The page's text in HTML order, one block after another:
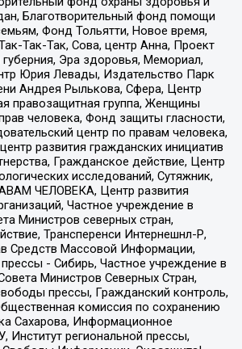
Благотворительный фонд помощи
Фонд Тольятти, Новое время,
Так-Так, Сова, центр Анна, Проект
Эра здоровья, Мемориал,
Юрия Левады, Издательство Парк
Андрея Рылькова, Сфера, Центр
правозащитная группа, Женщины
человека, Фонд защиты гласности,
центр по правам человека,
развития гражданских инициатив
Гражданское действие, Центр
исследований, Сутяжник,
ЧЕЛОВЕКА, Центр развития
Частное учреждение в
Министров северных стран,
Трансперенси Интернешнл-Р,
Средств Массовой Информации,
прессы - Сибирь, Частное учреждение в
Министров Северных Стран,
прессы, Гражданский контроль,
комиссия по сохранению
Сахарова, Информационное
Институт региональной прессы,